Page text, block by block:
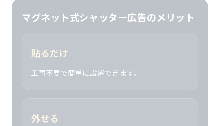
マグネット式シャッター広告のメリット
貼るだけ
工事不要で簡単に設置できます。
外せる